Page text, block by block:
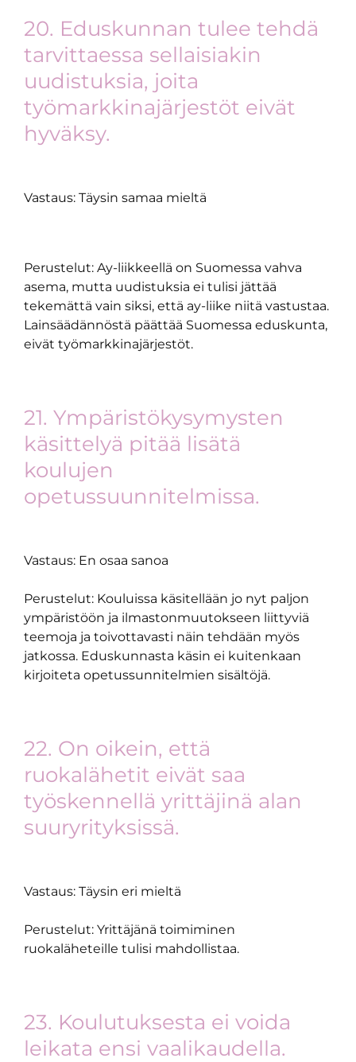
20. Eduskunnan tulee tehdä
tarvittaessa sellaisiakin
uudistuksia, joita
työmarkkinajärjestöt eivät
hyväksy.
Vastaus: Täysin samaa mieltä
Perustelut: Ay-liikkeellä on Suomessa vahva
asema, mutta uudistuksia ei tulisi jättää
tekemättä vain siksi, että ay-liike niitä vastustaa.
Lainsäädännöstä päättää Suomessa eduskunta,
eivät työmarkkinajärjestöt.
21. Ympäristökysymysten
käsittelyä pitää lisätä
koulujen
opetussuunnitelmissa.
Vastaus: En osaa sanoa
Perustelut: Kouluissa käsitellään jo nyt paljon
ympäristöön ja ilmastonmuutokseen liittyviä
teemoja ja toivottavasti näin tehdään myös
jatkossa. Eduskunnasta käsin ei kuitenkaan
kirjoiteta opetussunnitelmien sisältöjä.
22. On oikein, että
ruokalähetit eivät saa
työskennellä yrittäjinä alan
suuryrityksissä.
Vastaus: Täysin eri mieltä
Perustelut: Yrittäjänä toimiminen
ruokaläheteille tulisi mahdollistaa.
23. Koulutuksesta ei voida
leikata ensi vaalikaudella.